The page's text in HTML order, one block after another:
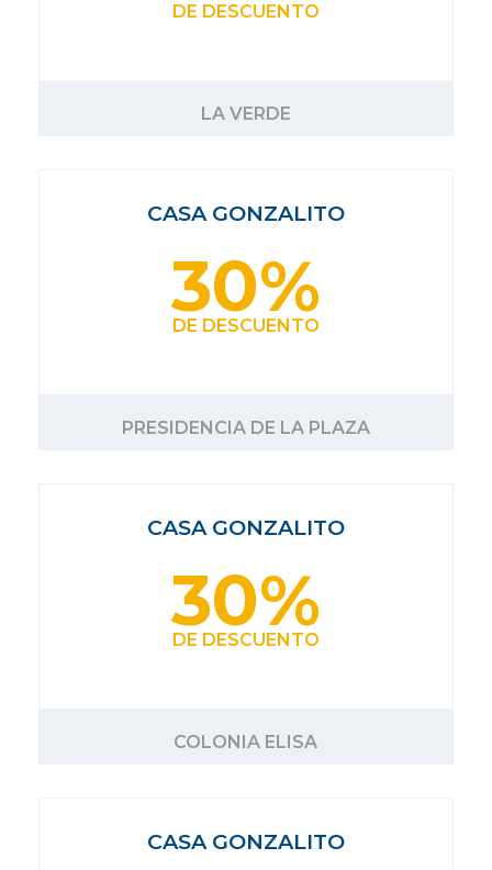
DE DESCUENTO
LA VERDE
CASA GONZALITO
30%
DE DESCUENTO
PRESIDENCIA DE LA PLAZA
CASA GONZALITO
30%
DE DESCUENTO
COLONIA ELISA
CASA GONZALITO